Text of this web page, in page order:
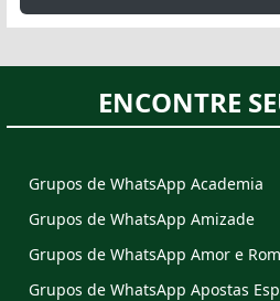
ENCONTRE
Grupos de WhatsApp Academia
Grupos de WhatsApp Amizade
Grupos de WhatsApp Amor e
Grupos de WhatsApp Apostas